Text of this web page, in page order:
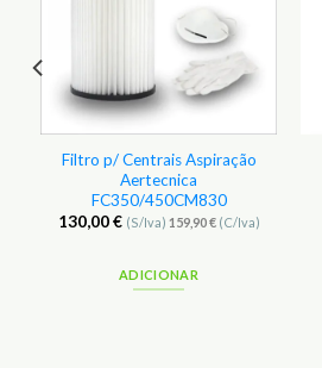
Filtro p/ Centrais Aspiração
Aertecnica
FC350/450CM830
130,00€ (S/Iva) 159,90€(C/Iva)
ADICIONAR